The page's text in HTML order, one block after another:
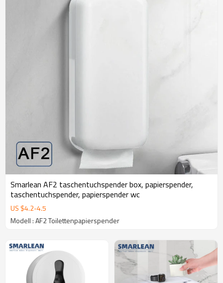
Smarlean AF2 taschentuchspender box, papierspender,
taschentuchspender, papierspender wc
US $4.2-4.5
Modell : AF2 Toilettenpapierspender